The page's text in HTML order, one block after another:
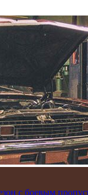
с боевым